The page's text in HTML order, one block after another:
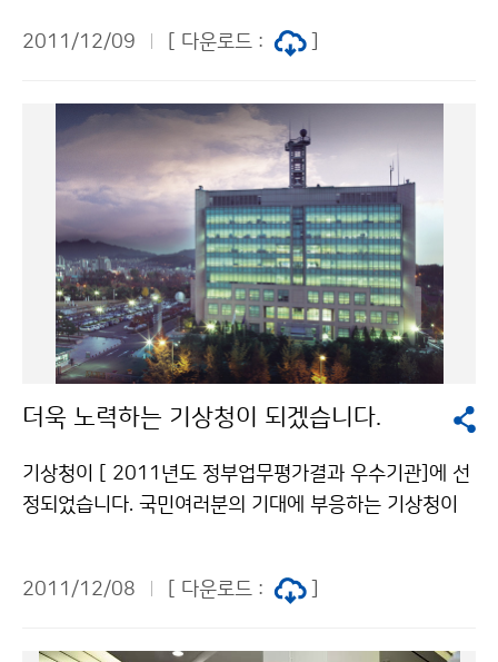
리, 맹형규 행정안전부 장관 등 정부기관장과 지방자치단
이 참석했다. 회의는 기후변화 대응 재난관리 종합대책을
안건으로 진행되었다. 기상예측 능력 제고 및 도시침수.가
뭄대비 강화, 도시방재 역량 개선 및 수자원 대책, 산림재
해 방지 및 농어업 기반시설 확충, 방재기준 및 재난관리
시스템 개선 등 분야별 대책을 논의했다. 김 총리는 보고
회에서 "특히 저소득·서민층 피해가 없도록 반지하 주택
과 좁은 골목길, 균열된 옹벽 등 생활권 주변 취약시설도
꼼꼼히 살펴 봐야 한다"고 말했다. 또 "재난관리 패러다임
을 근본적으로 변환해야 할 시점"이라며 "우리 여건에 맞
하며 방재기준도 조정할 필요가 있다"고 강조했다. 김 총
기상현상을 대비할 수 있도록 선제적으로 장기계획을 세
워 국토의 체질을 강화해야 할 것"이라고 지시했다. 이날
보관들을 격려했으며, 겨울철 위험기상 대비에 총력을 기
2011/12/09 [ 다운로드 :
더욱 노력하는 기상청이 되겠습니다.
기상청이 [ 2011년도 정부업무평가결과 우수기관]에 선
정되었습니다. 국민여러분의 기대에 부응하는 기상청이
관 중 「우수기관」, 정책만족도 부문은 「최우수기관」으로
2011/12/08 [ 다운로드 :